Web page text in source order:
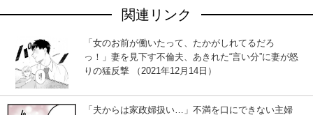
関連リンク
「女のお前が働いたって、たかがしれてるだろ
っ！」妻を見下す不倫夫、あきれた“言い分”に妻が怒
りの猛反撃 （2021年12月14日）
「夫からは家政婦扱い…」不満を口にできない主婦